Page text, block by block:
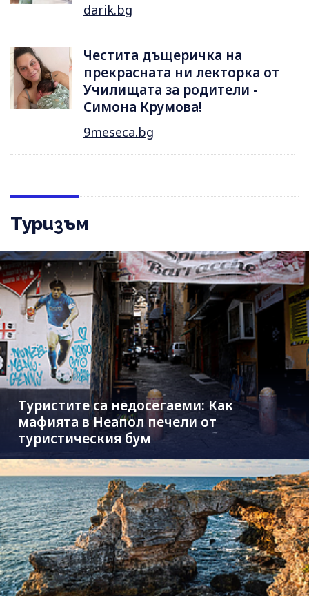
darik.bg
Честита дъщеричка на
прекрасната ни лекторка от
Училищата за родители -
Симона Крумова!
9meseca.bg
Туризъм
Туристите са недосегаеми: Как
мафията в Неапол печели от
туристическия бум